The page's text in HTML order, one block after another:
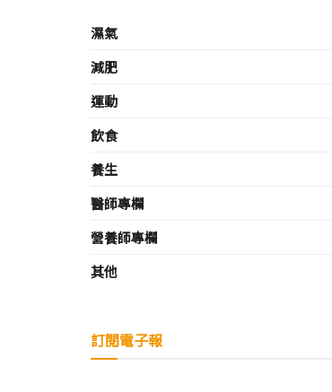
濕氣
減肥
運動
飲食
養生
醫師專欄
營養師專欄
其他
訂閱電子報